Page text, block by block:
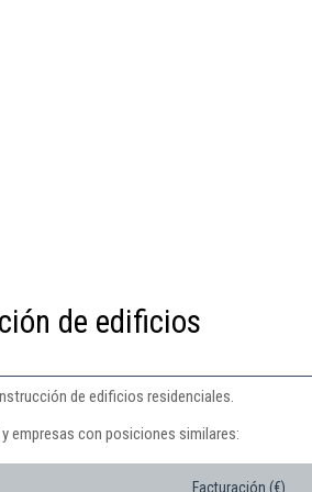
de edificios
de edificios residenciales.
empresas con posiciones similares:
Facturación (€)